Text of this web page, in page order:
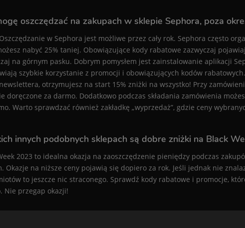
oszczędzać na zakupach w sklepie Sephora, poza
w Sephora jest możliwe przez cały rok. Sephora często
nabyć 25% taniej. Obowiązujące kody rabatowe zazwyczaj
na górnym pasku. Dobrym pomysłem jest zainstalowanie aplikacji
szybkie korzystanie z promocji i obowiązujących kodów
otrzymujesz na start 15% zniżki na wszystko! Przy
doręczone za darmo. Dodatkowo podczas składania zamówienia
Warto sprawdzać również zakładkę „wyprzedaż”, gdzie ceny
innych podobnych sklepach są dobre zniżki na Black
2023 to idealna okazja na zaoszczędzenie pieniędzy podczas
Okazje na niższe ceny pojawią się dopiero za rok. Jeśli jednak nie
to jeszcze nic straconego. Sprawdź kody rabatowe i promocje,
. Nie przegap okazji!